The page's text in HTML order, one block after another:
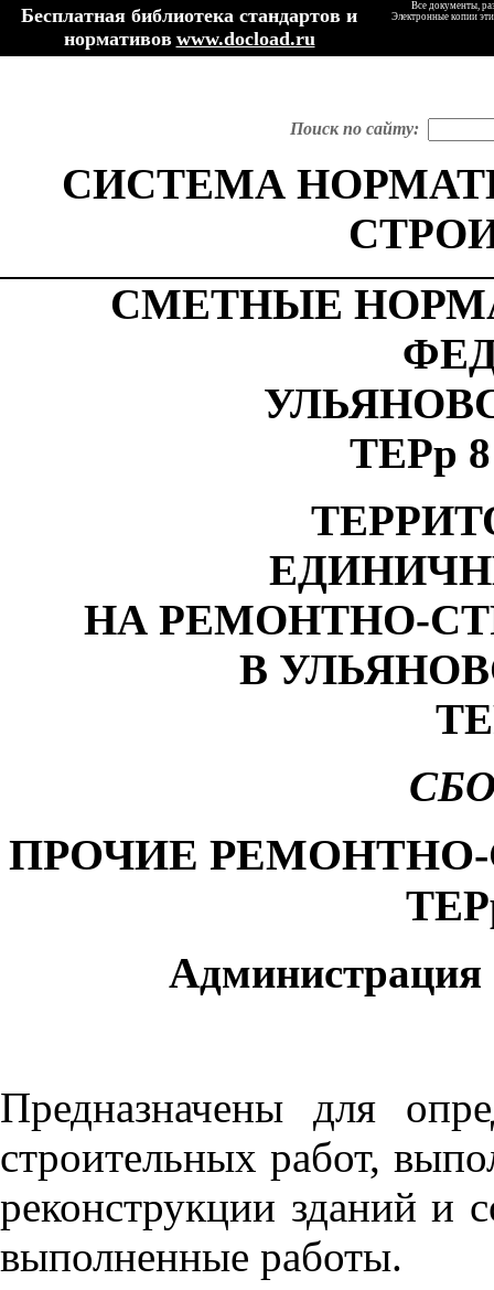
Бесплатная библиотека стандартов и
нормативов www.docload.ru
Все документы,
Электронные копии
Поиск по сайту:
СИСТЕМА
СМЕТНЫЕ
ТЕРр
НА РЕМОНТНО-
В
ПРОЧИЕ
ТЕР
Администрация
Предназначены для
строительных работ,
реконструкции зданий и
выполненные работы.